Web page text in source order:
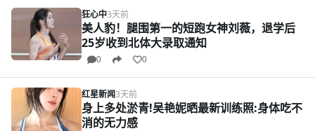
狂心中3天前
美人豹！腿围第一的短跑女神刘薇，退学后
25岁收到北体大录取通知
0 0
红星新闻3天前
身上多处淤青!吴艳妮晒最新训练照:身体吃不
消的无力感